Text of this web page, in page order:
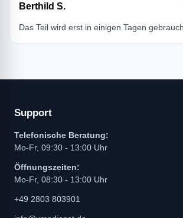
Berthild S.
Das Teil wird erst in einigen Tagen
Support
Telefonische Beratung:
Mo-Fr, 09:30 - 13:00 Uhr
Öffnungszeiten:
Mo-Fr, 08:30 - 13:00 Uhr
+49 2803 803901